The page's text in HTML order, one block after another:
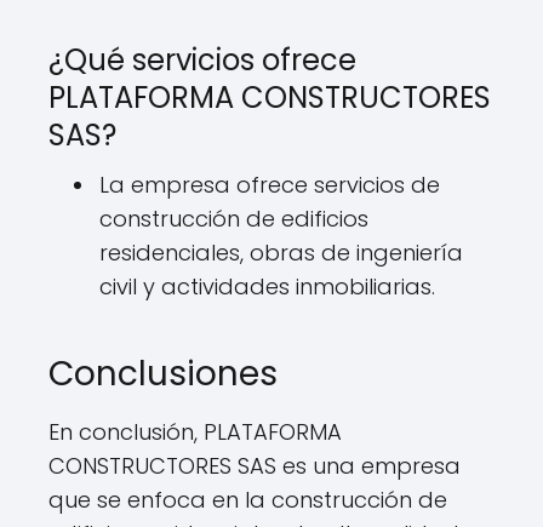
¿Qué servicios ofrece
PLATAFORMA CONSTRUCTORES
SAS?
La empresa ofrece servicios de
construcción de edificios
residenciales, obras de ingeniería
civil y actividades inmobiliarias.
Conclusiones
En conclusión, PLATAFORMA
CONSTRUCTORES SAS es una empresa
que se enfoca en la construcción de